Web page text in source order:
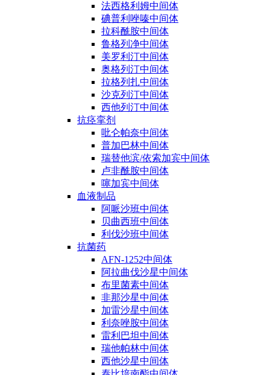
法西格利姆中间体
碘普利唑嗪中间体
拉科酰胺中间体
鲁格列净中间体
美罗利汀中间体
奥格列汀中间体
拉格列扎中间体
沙克列汀中间体
西他列汀中间体
抗痉挛剂
吡仑帕奈中间体
普加巴林中间体
瑞替他滨/依索加宾中间体
卢非酰胺中间体
噻加宾中间体
血液制品
阿哌沙班中间体
贝曲西班中间体
利伐沙班中间体
抗菌药
AFN-1252中间体
阿拉曲伐沙星中间体
布里菌素中间体
非那沙星中间体
加雷沙星中间体
利奈唑胺中间体
雷利巴坦中间体
瑞他帕林中间体
西他沙星中间体